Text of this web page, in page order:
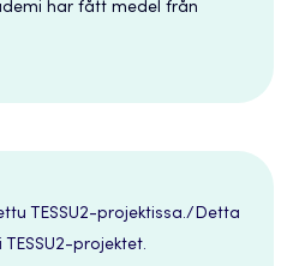
har fått medel från
TESSU2-projektissa./Detta
projektet.